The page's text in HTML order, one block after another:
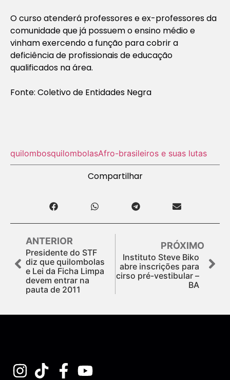
O curso atenderá professores e ex-professores da
comunidade que já possuem o ensino médio e
vinham exercendo a função para cobrir a
deficiência de profissionais de educação
qualificados na área.
Fonte: Coletivo de Entidades Negra
quilombosquilombolasAfro-brasileiros e suas lutas
Compartilhar
ANTERIOR
Presidente do STF
diz que quilombolas
e Lei da Ficha Limpa
devem entrar na
pauta de 2011
PRÓXIMO
Instituto Steve Biko
abre inscrições para
cirso pré-vestibular –
BA